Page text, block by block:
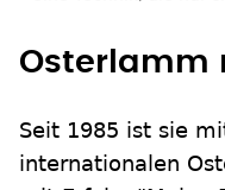
Osterlamm
Seit 1985 ist sie
internationalen